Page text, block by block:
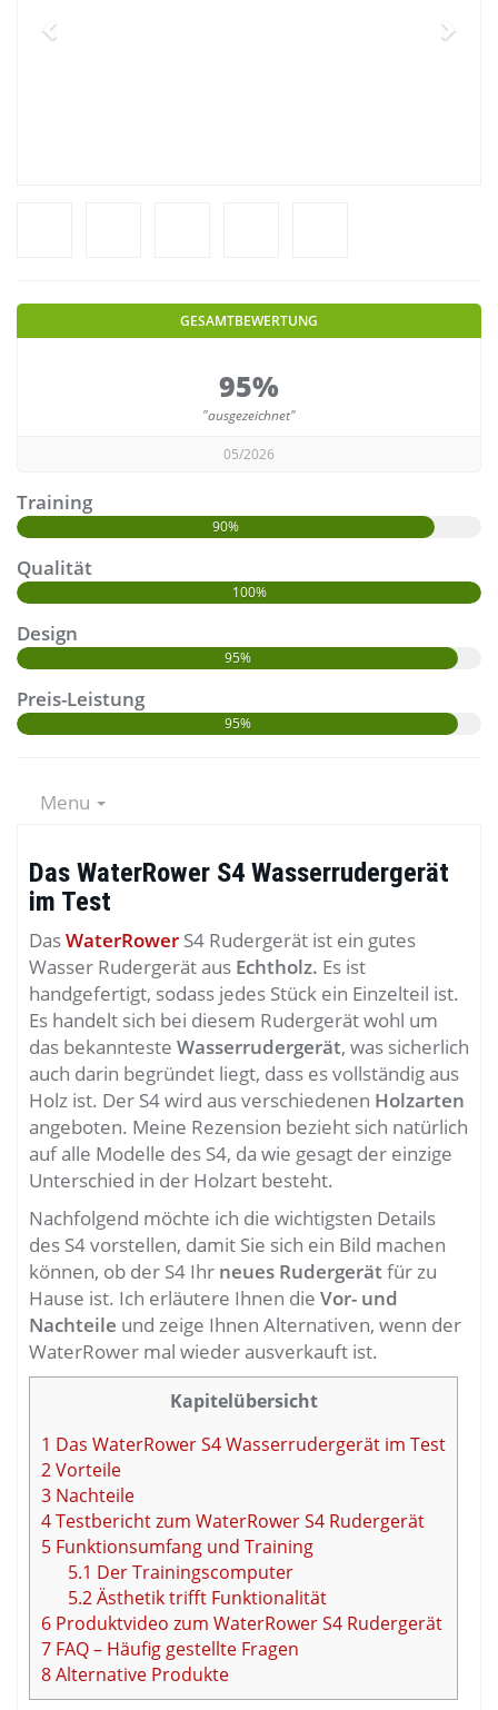
GESAMTBEWERTUNG
95%
"ausgezeichnet"
05/2026
Training
90%
Qualität
100%
Design
95%
Preis-Leistung
95%
Menu
Das WaterRower S4 Wasserrudergerät
im Test
DasWaterRower S4 Rudergerät ist ein gutes
Wasser Rudergerät aus Echtholz. Es ist
handgefertigt, sodass jedes Stück ein Einzelteil ist.
Es handelt sich bei diesem Rudergerät wohl um
das bekannteste Wasserrudergerät, was sicherlich
auch darin begründet liegt, dass es vollständig aus
Holz ist. Der S4 wird aus verschiedenen Holzarten
angeboten. Meine Rezension bezieht sich natürlich
auf alle Modelle des S4, da wie gesagt der einzige
Unterschied in der Holzart besteht.
Nachfolgend möchte ich die wichtigsten Details
des S4 vorstellen, damit Sie sich ein Bild machen
können, ob der S4 Ihr neues Rudergerätfür zu
Hause ist. Ich erläutere Ihnen die Vor- und
Nachteile und zeige Ihnen Alternativen, wenn der
WaterRower mal wieder ausverkauft ist.
Kapitelübersicht
1 Das WaterRower S4 Wasserrudergerät im Test
2Vorteile
3 Nachteile
4Testbericht zum WaterRower S4 Rudergerät
5 Funktionsumfang und Training
5.1 Der Trainingscomputer
5.2Ästhetik trifft Funktionalität
6 Produktvideo zum WaterRower S4 Rudergerät
7 FAQ – Häufig gestellte Fragen
8Alternative Produkte